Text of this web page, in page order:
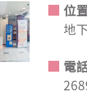
位
地
電